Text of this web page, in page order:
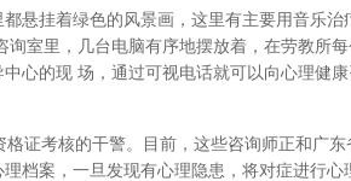
挂着绿色的风景画，这里有主要用音乐治
室里，几台电脑有序地摆放着，在劳教所
心的现 场，通过可视电话就可以向心理健
考核的干警。目前，这些咨询师正和广东
档案，一旦发现有心理隐患，将对症进行心